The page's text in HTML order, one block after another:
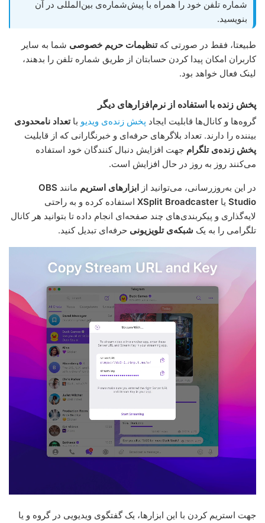
شماره تلفن خود را همراه با پیش‌شماره‌ی بین‌المللی در آن
بنویسید.
طبیعتا، فقط در صورتی کهتنظیمات حریم خصوصی شما به سایر
کاربران امکان پیدا کردن حسابتان از طریق شماره تلفن را بدهند،
لینک فعال خواهد بود.
پخش زنده با استفاده از نرم‌افزارهای دیگر
گروه‌ها و کانال‌ها قابلیت ایجاد پخش زنده‌ی ویدیو باتعداد نامحدودی
بیننده را دارند. تعداد بلاگرهای حرفه‌ای و خبرنگارانی که از قابلیت
پخش زنده‌ی تلگرام جهت افزایش دنبال کنندگان خود استفاده
می‌کنند روز به روز در حال افزایش است.
در این به‌روزرسانی، می‌توانید از ابزارهای استریم مانند OBS
Studio یا XSplit Broadcaster استفاده کرده و به راحتی
لایه‌گذاری و پیکربندی‌های چند صفحه‌ای انجام داده تا بتوانید هر کانال
تلگرامی را به یک شبکه‌ی تلویزیونی حرفه‌ای تبدیل کنید.
جهت استریم کردن با این ابزارها، یک گفتگوی ویدیویی در گروه و یا